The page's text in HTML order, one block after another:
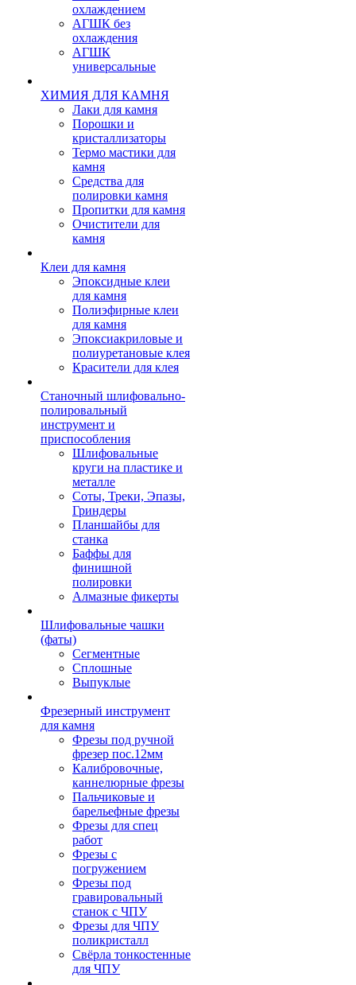
охлаждением
АГШК без
охлаждения
АГШК
универсальные
ХИМИЯ ДЛЯ КАМНЯ
Лаки для камня
Порошки и
кристаллизаторы
Термо мастики для
камня
Средства для
полировки камня
Пропитки для камня
Очистители для
камня
Клеи для камня
Эпоксидные клеи
для камня
Полиэфирные клеи
для камня
Эпоксиакриловые и
полиуретановые клея
Красители для клея
Станочный шлифовально-
полировальный
инструмент и
приспособления
Шлифовальные
круги на пластике и
металле
Соты, Треки, Эпазы,
Гриндеры
Планшайбы для
станка
Баффы для
финишной
полировки
Алмазные фикерты
Шлифовальные чашки
(фаты)
Сегментные
Сплошные
Выпуклые
Фрезерный инструмент
для камня
Фрезы под ручной
фрезер пос.12мм
Калибровочные,
каннелюрные фрезы
Пальчиковые и
барельефные фрезы
Фрезы для спец
работ
Фрезы с
погружением
Фрезы под
гравировальный
станок с ЧПУ
Фрезы для ЧПУ
поликристалл
Свёрла тонкостенные
для ЧПУ